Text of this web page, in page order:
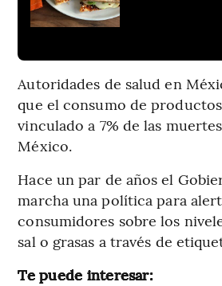
Autoridades de salud en
que el consumo de
vinculado a 7% de las
México.
Hace un par de años el
marcha una política para
consumidores sobre los
sal o grasas a través de
Te puede interesar: